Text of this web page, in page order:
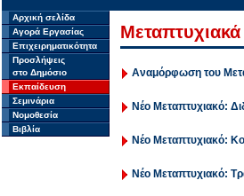
Αρχική σελίδα
Αγορά Εργασίας
Επιχειρηματικότητα
Προσλήψεις
στο Δημόσιο
Εκπαίδευση
Σεμινάρια
Νομοθεσία
Βιβλία
Μεταπτυχιακά
Αναμόρφωση του
Νέο Μεταπτυχιακό:
Νέο Μεταπτυχιακό:
Νέο Μεταπτυχιακό: